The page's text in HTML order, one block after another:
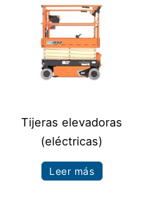
Tijeras elevadoras
(eléctricas)
Leer más